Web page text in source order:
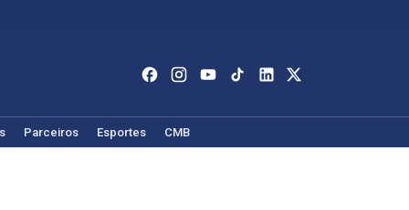
Parceiros Esportes CMB